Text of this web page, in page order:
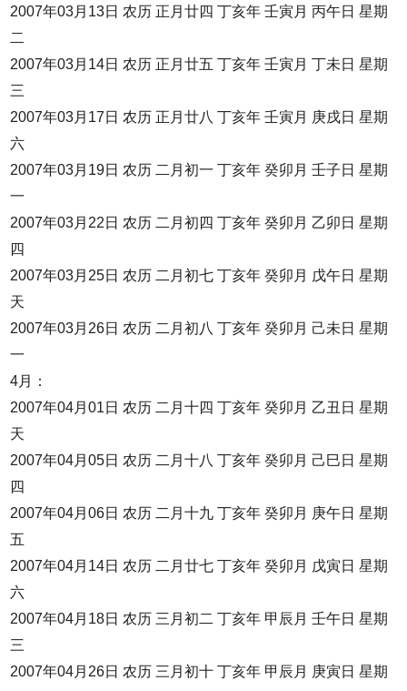
2007年03月13日 农历 正月廿四 丁亥年 壬寅月 丙午日 星期
二
2007年03月14日 农历 正月廿五 丁亥年 壬寅月 丁未日 星期
三
2007年03月17日 农历 正月廿八 丁亥年 壬寅月 庚戌日 星期
六
2007年03月19日 农历 二月初一 丁亥年 癸卯月 壬子日 星期
一
2007年03月22日 农历 二月初四 丁亥年 癸卯月 乙卯日 星期
四
2007年03月25日 农历 二月初七 丁亥年 癸卯月 戊午日 星期
天
2007年03月26日 农历 二月初八 丁亥年 癸卯月 己未日 星期
一
4月：
2007年04月01日 农历 二月十四 丁亥年 癸卯月 乙丑日 星期
天
2007年04月05日 农历 二月十八 丁亥年 癸卯月 己巳日 星期
四
2007年04月06日 农历 二月十九 丁亥年 癸卯月 庚午日 星期
五
2007年04月14日 农历 二月廿七 丁亥年 癸卯月 戊寅日 星期
六
2007年04月18日 农历 三月初二 丁亥年 甲辰月 壬午日 星期
三
2007年04月26日 农历 三月初十 丁亥年 甲辰月 庚寅日 星期